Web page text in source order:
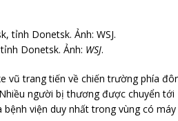
Donetsk. Ảnh: WSJ.
vũ trang tiến về chiến trường phía
người bị thương được chuyển tới
viện duy nhất trong vùng có